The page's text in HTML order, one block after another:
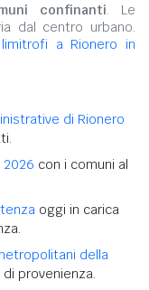
confinanti. Le
dal centro urbano.
a Rionero in
di Rionero
2026 con i comuni al
oggi in carica
della
provenienza.